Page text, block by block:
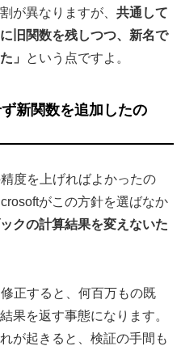
が異なりますが、 共通して
旧関数を残しつつ、新名で
」
という点ですよ。
新関数を追加したの
度を上げればよかったの
がこの方針を選ばなか
クの計算結果を変えないた
正すると、何百万もの既
果を返す事態になります。
が起きると、検証の手間も